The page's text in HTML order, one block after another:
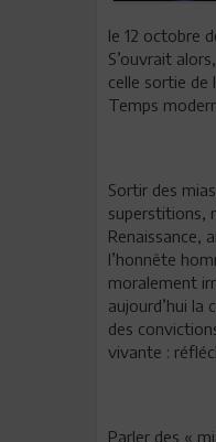
le 12 octobre
S’ouvrait
celle sortie de
Temps
Sortir des
superstitions,
Renaissance,
l’honnête
moralement
aujourd’hui la
des
vivante :
Parler des «